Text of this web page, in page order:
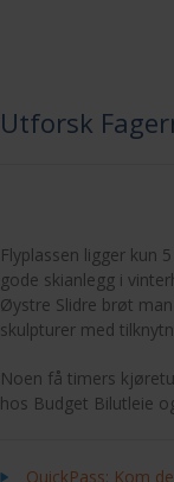
Utforsk
Flyplassen ligger kun
gode skianlegg i
Øystre Slidre brøt
skulpturer med
Noen få timers
hos Budget Bilutleie
QuickPass: Kom